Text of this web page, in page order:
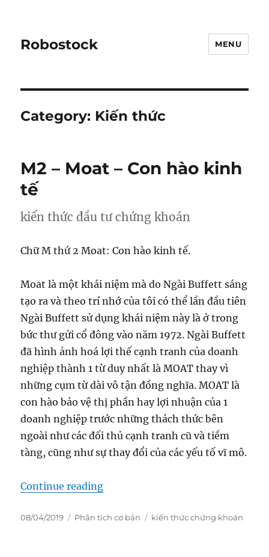
Robostock MENU
Category: Kiến thức
M2 – Moat – Con hào kinh
tế
kiến thức đầu tư chứng khoán
Chữ M thứ 2 Moat: Con hào kinh tế.
Moat là một khái niệm mà do Ngài Buffett sáng
tạo ra và theo trí nhớ của tôi có thể lần đầu tiên
Ngài Buffett sử dụng khái niệm này là ở trong
bức thư gửi cổ đông vào năm 1972. Ngài Buffett
đã hình ảnh hoá lợi thế cạnh tranh của doanh
nghiệp thành 1 từ duy nhất là MOAT thay vì
những cụm từ dài vô tận đồng nghĩa. MOAT là
con hào bảo vệ thị phần hay lợi nhuận của 1
doanh nghiệp trước những thách thức bên
ngoài như các đối thủ cạnh tranh cũ và tiềm
tàng, cũng như sự thay đổi của các yếu tố vĩ mô.
Continue reading“M2 – Moat – Con hào kinh tế”
Posted
08/04/2019 Categories
Phân tích cơ bản Tags
kiến thức chứng khoán